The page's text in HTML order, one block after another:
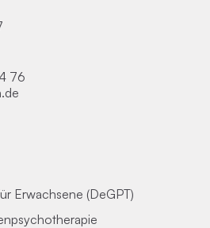
76
Erwachsene (DeGPT)